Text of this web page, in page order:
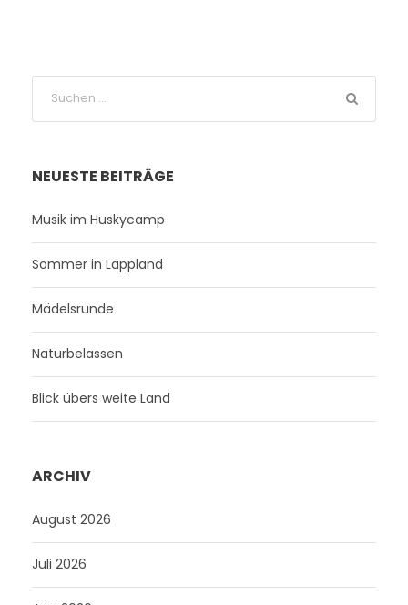
NEUESTE BEITRÄGE
Musik im Huskycamp
Sommer in Lappland
Mädelsrunde
Naturbelassen
Blick übers weite Land
ARCHIV
August 2026
Juli 2026